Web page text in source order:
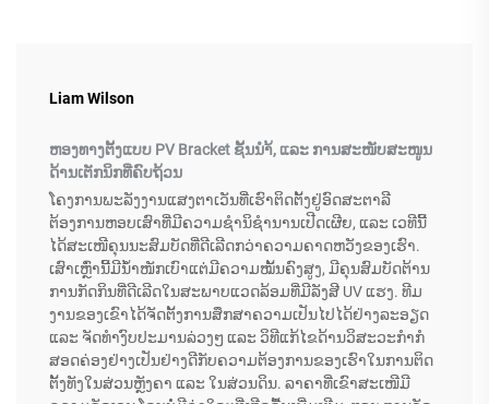
Liam Wilson
ຫອງທາງຕັ້ງແບບ PV Bracket ຊັ້ນນຳ້, ແລະ ການສະໜັບສະໜູນ
ດ້ານເຕັກນິກທີ່ຄົບຖ້ວນ
ໂຄງການພະລັງງານແສງຕາເວັນທີ່ເຮົາຕິດຕັ້ງຢູ່ອົດສະຕາລີ
ຕ້ອງການຫອບເສົາທີ່ມີຄວາມຊຳນິຊຳນານເປີດເຜີຍ, ແລະ ເວທີນີ້
ໄດ້ສະເໜີຄຸນນະສົມບັດທີ່ດີເລີດກວ່າຄວາມຄາດຫວັງຂອງເຮົາ.
ເສົາເຫຼົ່ານີ້ມີນ້ຳໜັກເບົາແຕ່ມີຄວາມໝັ້ນຄົງສູງ, ມີຄຸນສົມບັດຕ້ານ
ການກັດກິນທີ່ດີເລີດໃນສະພາບແວດລ້ອມທີ່ມີລັງສີ UV ແຮງ. ທີມ
ງານຂອງເຂົາໄດ້ຈັດຕັ້ງການສຶກສາຄວາມເປັນໄປໄດ້ຢ່າງລະອຽດ
ແລະ ຈັດທຳງົບປະມານລ່ວງໆ ແລະ ວິທີແກ້ໄຂດ້ານວິສະວະກຳກໍ
ສອດຄ່ອງຢ່າງເປັນຢ່າງດີກັບຄວາມຕ້ອງການຂອງເຮົາໃນການຕິດ
ຕັ້ງທັງໃນສ່ວນຫຼັງຄາ ແລະ ໃນສ່ວນດິນ. ລາຄາທີ່ເຂົາສະເໜີມີ